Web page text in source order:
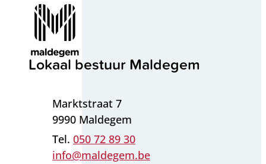
Contact & openingsuren
Lokaal bestuur Maldegem
AdresMarktstraat 7
,9990 Maldegem
050 72 89 30
E-mailinfo@maldegem.be